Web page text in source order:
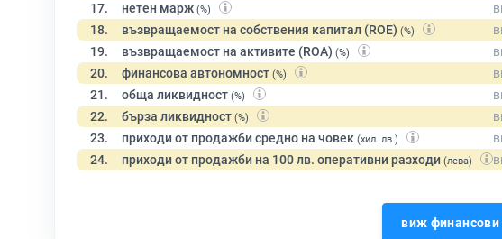
17. нетен марж (%)
18. възвращаемост на собствения капитал (ROE) (%)
19. възвращаемост на активите (ROA) (%)
20. финансова автономност (%)
21. обща ликвидност (%)
22. бърза ликвидност (%)
23. приходи от продажби средно на човек (хил. лв.)
24. приходи от продажби на 100 лв. оперативни разходи (лева)
виж финансови